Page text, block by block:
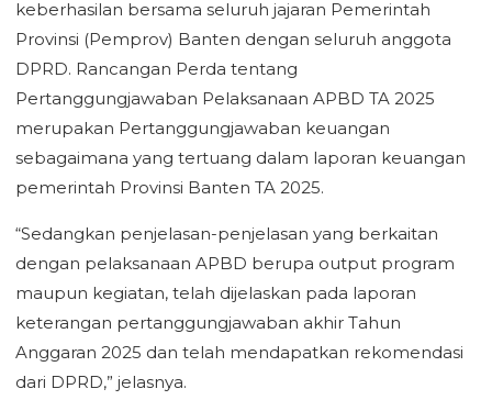
keberhasilan bersama seluruh jajaran Pemerintah
Provinsi (Pemprov) Banten dengan seluruh anggota
DPRD. Rancangan Perda tentang
Pertanggungjawaban Pelaksanaan APBD TA 2025
merupakan Pertanggungjawaban keuangan
sebagaimana yang tertuang dalam laporan keuangan
pemerintah Provinsi Banten TA 2025.
“Sedangkan penjelasan-penjelasan yang berkaitan
dengan pelaksanaan APBD berupa output program
maupun kegiatan, telah dijelaskan pada laporan
keterangan pertanggungjawaban akhir Tahun
Anggaran 2025 dan telah mendapatkan rekomendasi
dari DPRD,” jelasnya.